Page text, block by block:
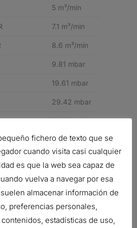
5 m³/min
7.1 m³/min
8.6 m³/min
9.81 mbar
19.61 mbar
29.42 mbar
Radialseal
FPG
fichero de texto que se
cuando visita casi cualquier
es que la web sea capaz de
vuelva a navegar por esa
almacenar información de
preferencias personales,
estadísticas de uso,